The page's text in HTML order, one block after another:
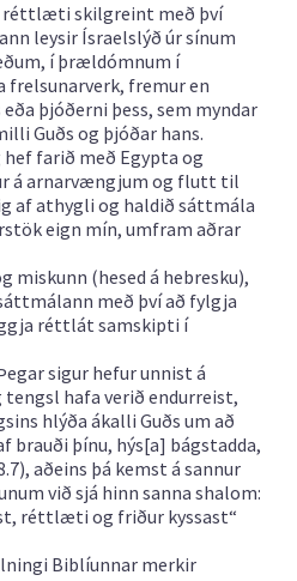
réttlæti skilgreint með því
leysir Ísraelslýð úr sínum
í þrældómnum í
frelsunarverk, fremur en
þjóðerni þess, sem myndar
Guðs og þjóðar hans.
farið með Egypta og
á arnarvængjum og flutt til
af athygli og haldið sáttmála
eign mín, umfram aðrar
miskunn (hesed á hebresku),
með því að fylgja
réttlát samskipti í
sigur hefur unnist á
hafa verið endurreist,
hlýða ákalli Guðs um að
brauði þínu, hýs[a] bágstadda,
aðeins þá kemst á sannur
við sjá hinn sanna shalom:
réttlæti og friður kyssast“
Biblíunnar merkir